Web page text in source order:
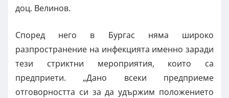
доц. Велинов.
Според него в Бургас няма широко
разпространение на инфекцията именно заради
тези стриктни мероприятия, които са
предприети. „Дано всеки предприеме
отговорността си за да удържим положението